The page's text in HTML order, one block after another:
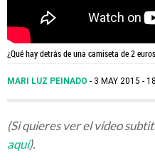
¿Qué hay detrás de una camiseta de 2
MARI LUZ PEINADO 3 MAY 2015 -
(Si quieres ver el vídeo
aquí).